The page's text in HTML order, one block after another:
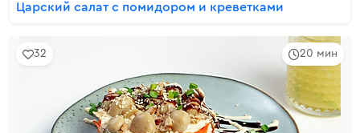
Царский салат с помидором и креветками
20 мин
32